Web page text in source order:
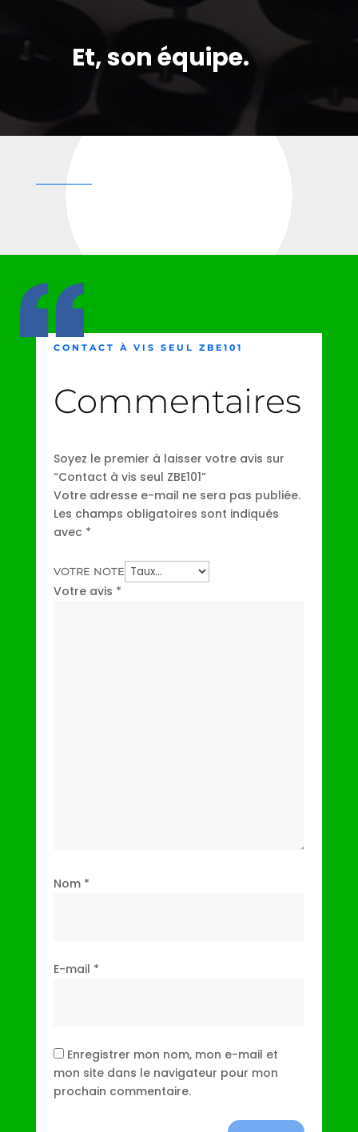
Et, son équipe.
CONTACT À VIS SEUL ZBE101
Commentaires
Soyez le premier à laisser votre avis sur
“Contact à vis seul ZBE101”
Votre adresse e-mail ne sera pas publiée.
Les champs obligatoires sont indiqués
avec *
VOTRE NOTE
Votre avis *
Nom *
E-mail *
Enregistrer mon nom, mon e-mail et
mon site dans le navigateur pour mon
prochain commentaire.